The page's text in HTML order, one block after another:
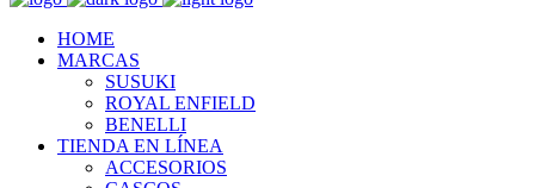
HOME
MARCAS
SUSUKI
ROYAL ENFIELD
BENELLI
TIENDA EN LÍNEA
ACCESORIOS